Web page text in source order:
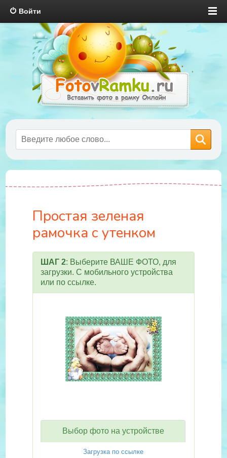
Войти
Простая зеленая
рамочка с утенком
ШАГ 2: Выберите ВАШЕ ФОТО, для
загрузки. С мобильного устройства
или по ссылке.
Выбор фото на устройстве
Загрузка по ссылке